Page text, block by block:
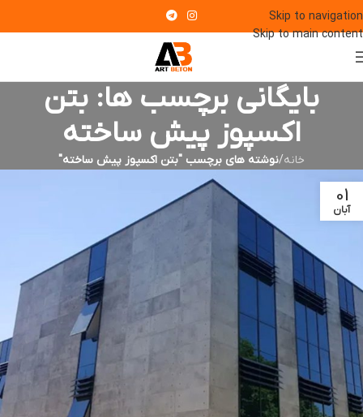
Skip to navigation
Skip to main content
بایگانی برچسب ها: بتن
اکسپوز پیش ساخته
خانه/نوشته های برچسب "بتن اکسپوز پیش ساخته"
01
آبان